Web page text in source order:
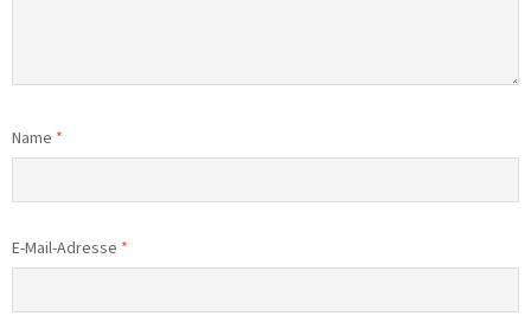
Name *
E-Mail-Adresse *